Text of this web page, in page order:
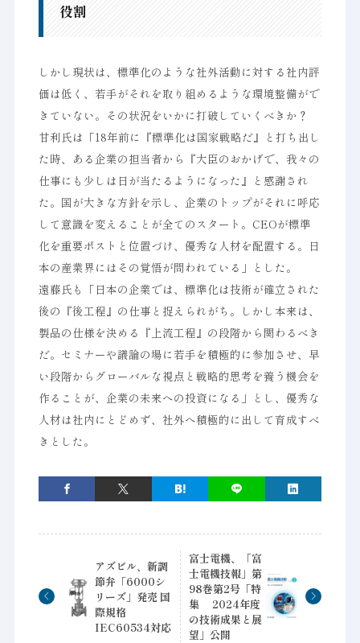
役割
しかし現状は、標準化のような社外活動に対する社内評
価は低く、若手がそれを取り組めるような環境整備がで
きていない。その状況をいかに打破していくべきか？
甘利氏は「18年前に『標準化は国家戦略だ』と打ち出し
た時、ある企業の担当者から『大臣のおかげで、我々の
仕事にも少しは日が当たるようになった』と感謝され
た。国が大きな方針を示し、企業のトップがそれに呼応
して意識を変えることが全てのスタート。CEOが標準
化を重要ポストと位置づけ、優秀な人材を配置する。日
本の産業界にはその覚悟が問われている」とした。
遠藤氏も「日本の企業では、標準化は技術が確立された
後の『後工程』の仕事と捉えられがち。しかし本来は、
製品の仕様を決める『上流工程』の段階から関わるべき
だ。セミナーや議論の場に若手を積極的に参加させ、早
い段階からグローバルな視点と戦略的思考を養う機会を
作ることが、企業の未来への投資になる」とし、優秀な
人材は社内にとどめず、社外へ積極的に出して育成すべ
きとした。
アズビル、新調
節弁「6000シ
リーズ」発売 国
際規格
IEC60534対応
富士電機、「富
士電機技報」第
98巻第2号「特
集 2024年度
の技術成果と展
望」公開